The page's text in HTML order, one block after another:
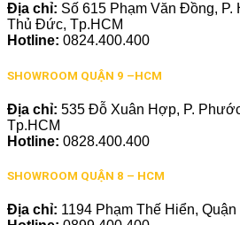
Địa chỉ: Số 615 Phạm Văn Đồng, P.
Thủ Đức, Tp.HCM
Hotline: 0824.400.400
SHOWROOM QUẬN 9 –HCM
Địa chỉ: 535 Đỗ Xuân Hợp, P.
Tp.HCM
Hotline: 0828.400.400
SHOWROOM QUẬN 8 – HCM
Địa chỉ: 1194 Phạm Thế Hiển, Quận